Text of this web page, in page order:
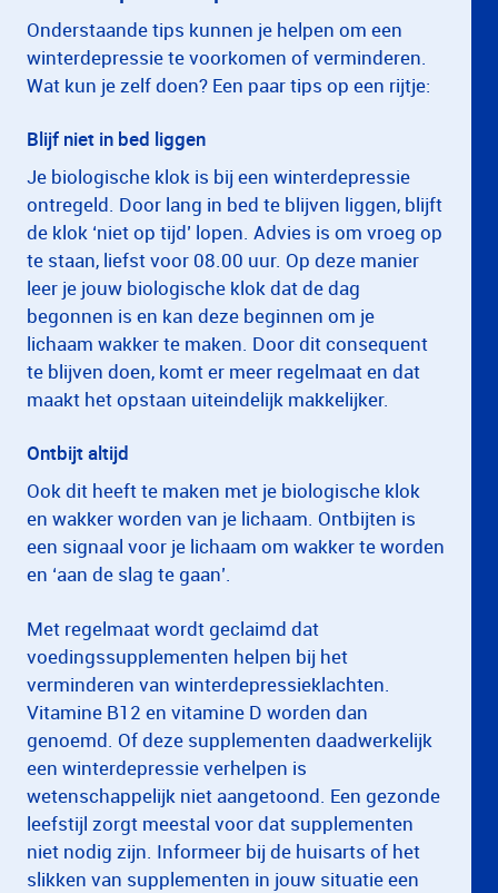
Onderstaande tips kunnen je helpen om een
winterdepressie te voorkomen of verminderen.
Wat kun je zelf doen? Een paar tips op een rijtje:
Blijf niet in bed liggen
Je biologische klok is bij een winterdepressie
ontregeld. Door lang in bed te blijven liggen, blijft
de klok ‘niet op tijd’ lopen. Advies is om vroeg op
te staan, liefst voor 08.00 uur. Op deze manier
leer je jouw biologische klok dat de dag
begonnen is en kan deze beginnen om je
lichaam wakker te maken. Door dit consequent
te blijven doen, komt er meer regelmaat en dat
maakt het opstaan uiteindelijk makkelijker.
Ontbijt altijd
Ook dit heeft te maken met je biologische klok
en wakker worden van je lichaam. Ontbijten is
een signaal voor je lichaam om wakker te worden
en ‘aan de slag te gaan’.
Met regelmaat wordt geclaimd dat
voedingssupplementen helpen bij het
verminderen van winterdepressieklachten.
Vitamine B12 en vitamine D worden dan
genoemd. Of deze supplementen daadwerkelijk
een winterdepressie verhelpen is
wetenschappelijk niet aangetoond. Een gezonde
leefstijl zorgt meestal voor dat supplementen
niet nodig zijn. Informeer bij de huisarts of het
slikken van supplementen in jouw situatie een